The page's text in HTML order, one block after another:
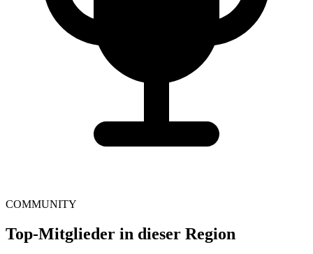
COMMUNITY
Top-Mitglieder in dieser Region